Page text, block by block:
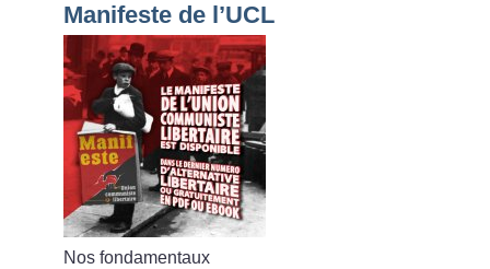
Manifeste de l’UCL
Nos fondamentaux